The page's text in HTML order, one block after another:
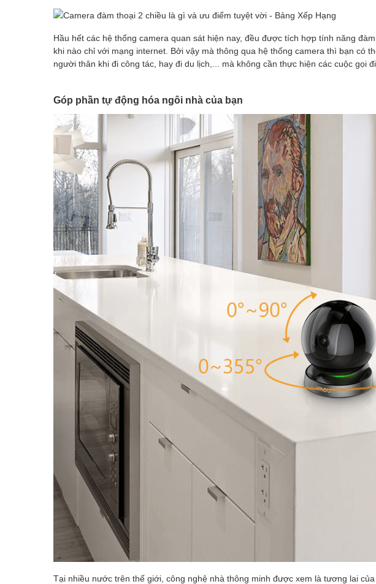
Hầu hết các hệ thống camera quan sát hiện nay, đều được tích hợp tính năng
khi nào chỉ với mạng internet. Bởi vậy mà thông qua hệ thống camera thì bạn có
người thân khi đi công tác, hay đi du lịch,... mà không cần thực hiện các cuộc gọi
Góp phần tự động hóa ngôi nhà của bạn
Tại nhiều nước trên thế giới, công nghệ nhà thông minh được xem là tương lai